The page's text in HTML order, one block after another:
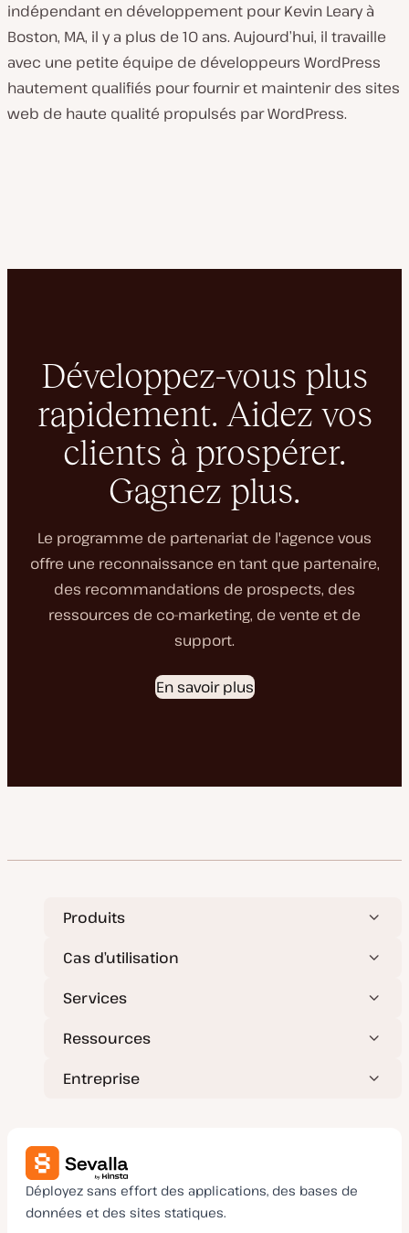
indépendant en développement pour Kevin Leary à
Boston, MA, il y a plus de 10 ans. Aujourd’hui, il travaille
avec une petite équipe de développeurs WordPress
hautement qualifiés pour fournir et maintenir des sites
web de haute qualité propulsés par WordPress.
Développez-vous plus
rapidement. Aidez vos
clients à prospérer.
Gagnez plus.
Le programme de partenariat de l'agence vous
offre une reconnaissance en tant que partenaire,
des recommandations de prospects, des
ressources de co-marketing, de vente et de
support.
En savoir plus
Produits
Cas d’utilisation
Services
Ressources
Entreprise
Déployez sans effort des applications, des bases de
données et des sites statiques.